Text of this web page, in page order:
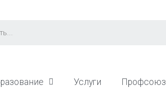
Услуги Профсоюз